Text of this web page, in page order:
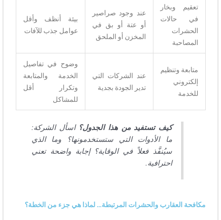
تعقيم وبخار
في حالات
الحشرات
المصاحبة
عند وجود صراصير
أو عتة أو بق في
المخزن أو الملحق
بيئة أنظف وأقل
عوامل جذب للآفات
متابعة وتنظيم
إلكتروني
للخدمة
عند الشركات التي
تدير الجودة بجدية
وضوح في تفاصيل
الخدمة والمتابعة
وتكرار أقل
للمشاكل
كيف تستفيد من هذا الجدول؟اسأل الشركة:
ما الأدوات التي ستستخدمونها؟ وما الذي
سيُنفَّذ فعلاً في الوقاية؟ إجابة واضحة تعني
احترافية.
مكافحة العقارب والحشرات المرتبطة… لماذا هي جزء من الخطة؟